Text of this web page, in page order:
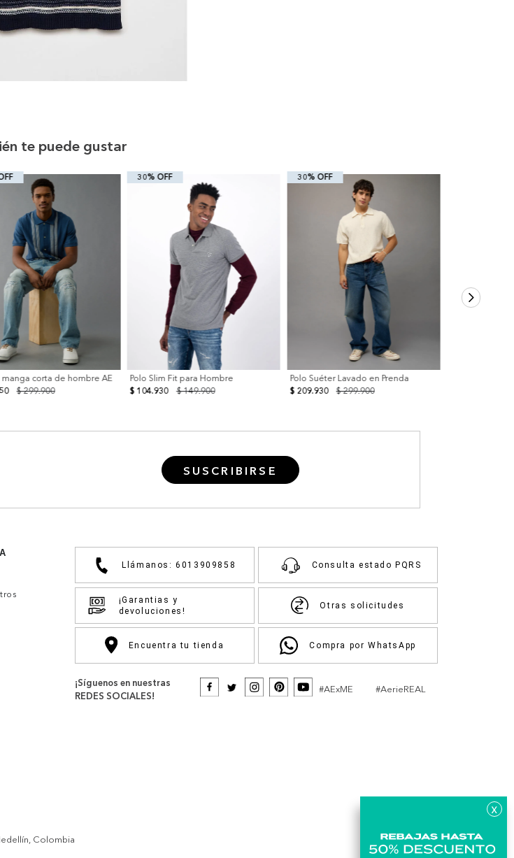
x
te puede gustar
manga corta de hombre AE
$ 299.900
30% OFF
Polo Slim Fit para Hombre
$ 149.900
$ 104.930
30% OFF
Polo Suéter Lavado en Prenda
$ 299.900
$ 209.930
SUSCRIBIRSE
Llámanos: 6013909858 Consulta estado PQRS
¡Garantias y
devoluciones!
Otras solicitudes
Encuentra tu tienda Compra por WhatsApp
¡Síguenos en nuestras
REDES SOCIALES!
#AExME #AerieREAL
Colombia